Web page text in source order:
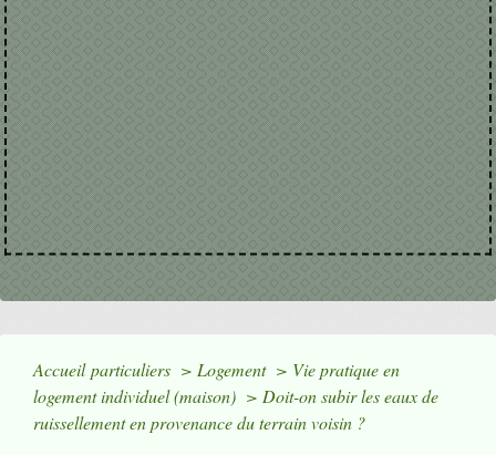
Accueil particuliers > Logement > Vie pratique en
logement individuel (maison) > Doit-on subir les eaux de
ruissellement en provenance du terrain voisin ?